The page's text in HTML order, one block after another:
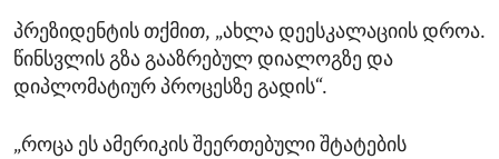
პრეზიდენტის თქმით, „ახლა დეესკალაციის დროა.
წინსვლის გზა გააზრებულ დიალოგზე და
დიპლომატიურ პროცესზე გადის“.
„როცა ეს ამერიკის შეერთებული შტატების